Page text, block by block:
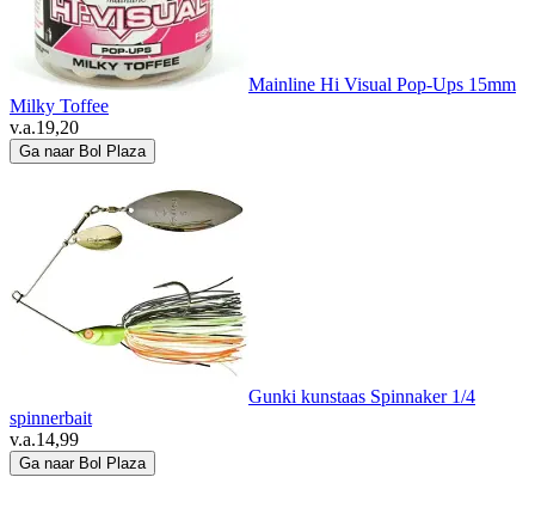
Mainline Hi Visual Pop-Ups 15mm
Milky Toffee
v.a.19,20
Ga naar Bol Plaza
Gunki kunstaas Spinnaker 1/4
spinnerbait
v.a.14,99
Ga naar Bol Plaza